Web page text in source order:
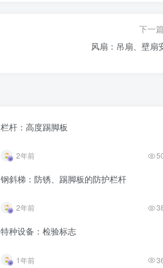
下一篇
风扇：吊扇、壁扇
栏杆：高度踢脚板
2年前
钢斜梯：防锈、踢脚板的防护栏杆
2年前
特种设备：检验标志
1年前